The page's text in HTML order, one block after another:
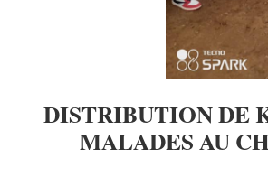
DISTRIBUTION DE
MALADES AU